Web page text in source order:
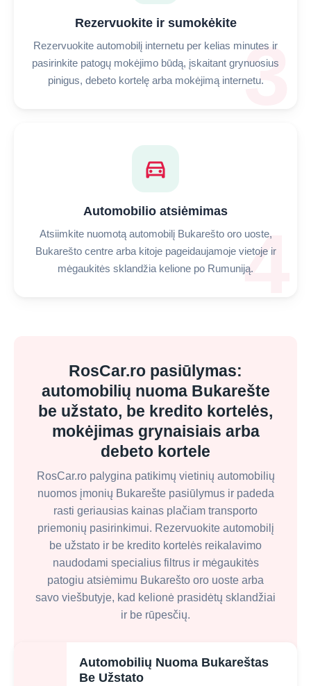
3
Rezervuokite ir sumokėkite
Rezervuokite automobilį internetu per kelias minutes ir
pasirinkite patogų mokėjimo būdą, įskaitant grynuosius
pinigus, debeto kortelę arba mokėjimą internetu.
4
directions_car
Automobilio atsiėmimas
Atsiimkite nuomotą automobilį Bukarešto oro uoste,
Bukarešto centre arba kitoje pageidaujamoje vietoje ir
mėgaukitės sklandžia kelione po Rumuniją.
RosCar.ro pasiūlymas:
automobilių nuoma Bukarešte
be užstato, be kredito kortelės,
mokėjimas grynaisiais arba
debeto kortele
RosCar.ro palygina patikimų vietinių automobilių
nuomos įmonių Bukarešte pasiūlymus ir padeda
rasti geriausias kainas plačiam transporto
priemonių pasirinkimui. Rezervuokite automobilį
be užstato ir be kredito kortelės reikalavimo
naudodami specialius filtrus ir mėgaukitės
patogiu atsiėmimu Bukarešto oro uoste arba
savo viešbutyje, kad kelionė prasidėtų sklandžiai
ir be rūpesčių.
Automobilių Nuoma Bukareštas
Be Užstato